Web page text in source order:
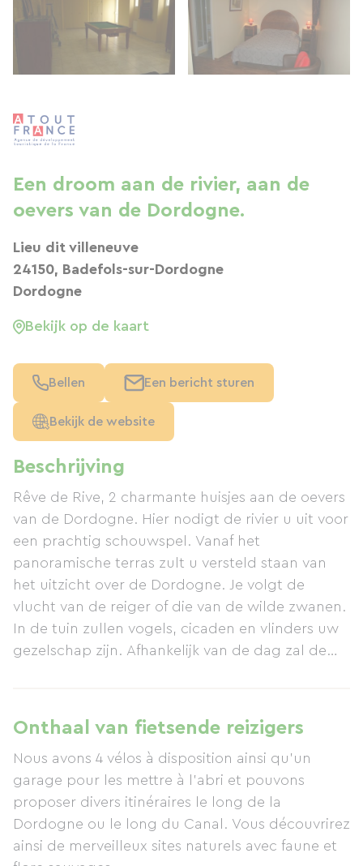
Beschrijving
Rêve de Rive, 2 charmante huisjes aan de oevers
van de Dordogne. Hier nodigt de rivier u uit voor
een prachtig schouwspel. Vanaf het
panoramische terras zult u versteld staan ​​van
het uitzicht over de Dordogne. Je volgt de
vlucht van de reiger of die van de wilde zwanen.
In de tuin zullen vogels, cicaden en vlinders uw
gezelschap zijn. Afhankelijk van de dag zal de
terwijl je aan de rivieroever geniet van een glas
Monbazillac?
Fotografen, maak je lenzen gereed… Ben je een
visser? Dan is er een boot beschikbaar om je
geluk te beproeven met snoekbaars, snoek,
karper en andere meervalsoorten.
Voor de sportievelingen zijn er 5 kajaks en 4
Onthaal van fietsende reizigers
Nous avons 4 vélos à disposition ainsi qu'un
garage pour les mettre à l'abri et pouvons
proposer divers itinéraires le long de la
Dordogne ou le long du Canal. Vous découvrirez
ainsi de merveilleux sites naturels avec faune et
Een droom aan de rivier, aan de
oevers van de Dordogne.
Lieu dit villeneuve
24150, Badefols-sur-Dordogne
Dordogne
Bekijk op de kaart
Bellen Een bericht sturen
Bekijk de website